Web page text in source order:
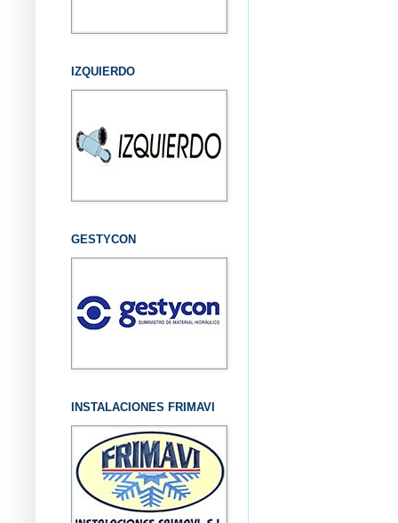
IZQUIERDO
GESTYCON
INSTALACIONES FRIMAVI